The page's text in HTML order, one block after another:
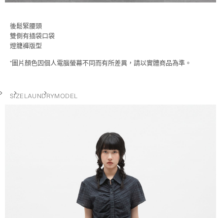
後鬆緊腰頭
雙側有插袋口袋
燈籠褲版型
*圖片顏色因個人電腦螢幕不同而有所差異，請以實體商品為準。
SIZELAUNDRYMODEL